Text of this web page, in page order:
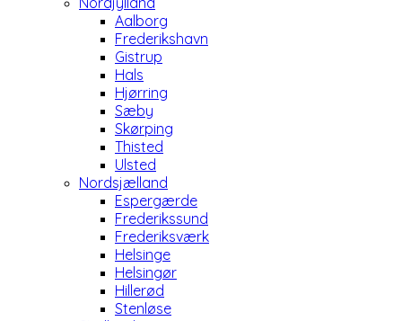
Aalborg
Frederikshavn
Gistrup
Hals
Hjørring
Sæby
Skørping
Thisted
Ulsted
Nordsjælland
Espergærde
Frederikssund
Frederiksværk
Helsinge
Helsingør
Hillerød
Stenløse